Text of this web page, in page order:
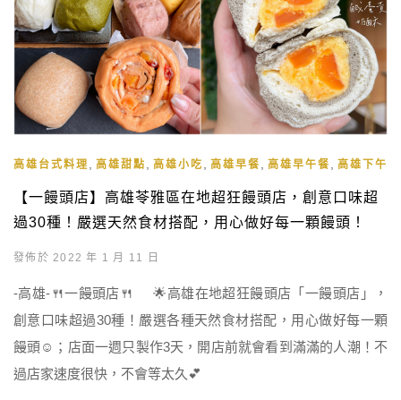
高雄台式料理 高雄甜點 高雄小吃 高雄早餐 高雄早午餐 高雄下午茶
【一饅頭店】高雄苓雅區在地超狂饅頭店，創意口味超
過30種！嚴選天然食材搭配，用心做好每一顆饅頭！
發佈於 2022 年 1 月 11 日
-高雄-🍴一饅頭店🍴 🌟高雄在地超狂饅頭店「一饅頭店」，
創意口味超過30種！嚴選各種天然食材搭配，用心做好每一顆
饅頭☺️；店面一週只製作3天，開店前就會看到滿滿的人潮！不
過店家速度很快，不會等太久💕